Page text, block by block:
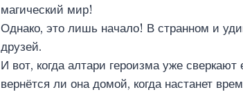
магический мир!
Однако, это лишь начало! В странном и
друзей.
И вот, когда алтари героизма уже
вернётся ли она домой, когда настанет